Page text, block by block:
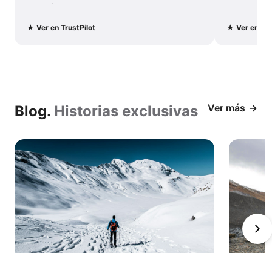
vacaciones...
★ Ver en TrustPilot ★Ver en
Blog. Historias exclusivas Ver más